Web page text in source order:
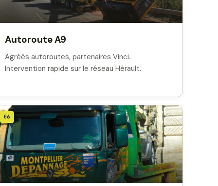
Autoroute A9
Agréés autoroutes, partenaires Vinci.
Intervention rapide sur le réseau Hérault.
06